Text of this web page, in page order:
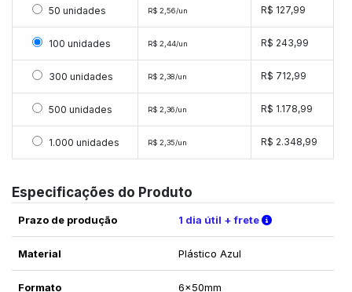
Selecionar 50 unidades
50 unidades R$ 2,56/un R$ 127,99
Selecionar 100 unidades
100 unidades R$ 2,44/un R$ 243,99
Selecionar 300 unidades
300 unidades R$ 2,38/un R$ 712,99
Selecionar 500 unidades
500 unidades R$ 2,36/un R$ 1.178,99
Selecionar 1000 unidades
1.000 unidades R$ 2,35/un R$ 2.348,99
Especificações do Produto
Prazo de produção 1 dia útil + frete Verifique as
Material Plástico Azul
Formato 6x50mm